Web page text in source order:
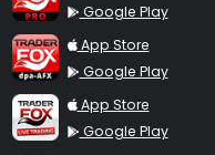
Google Play
TraderFox dpa-AFX ProFeed
App Store
Google Play
TraderFox Live Trading
App Store
Google Play